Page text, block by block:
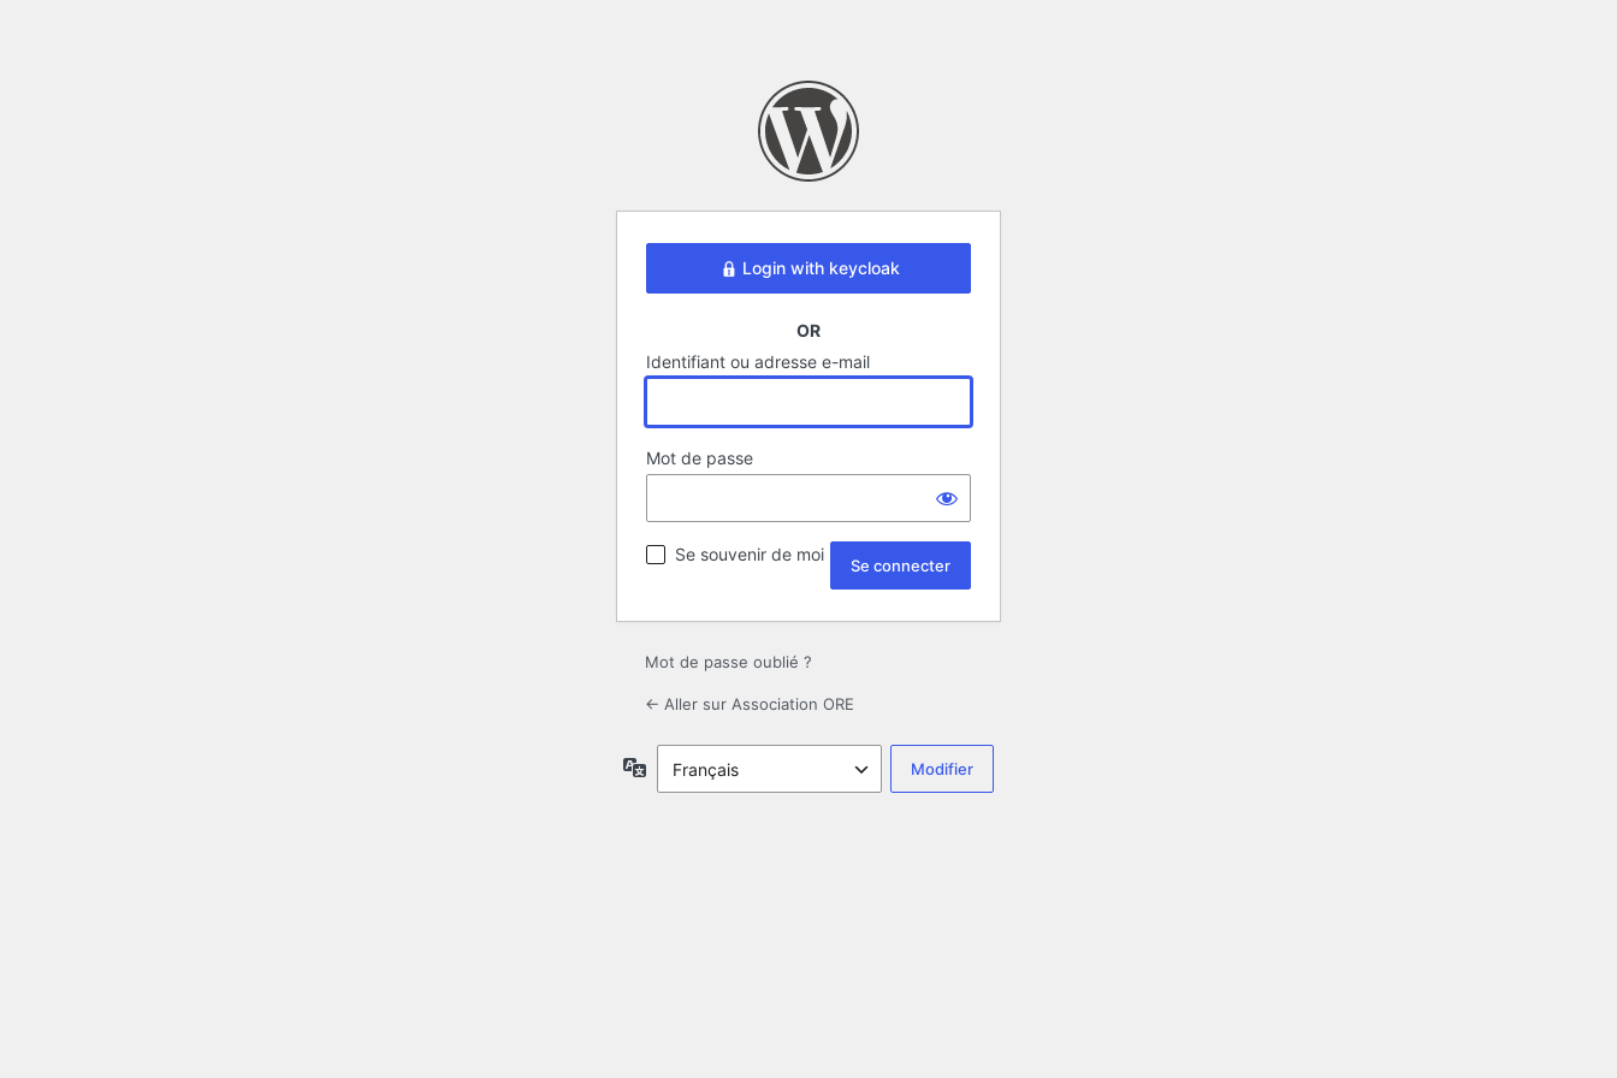
Login with keycloak
OR
Identifiant ou adresse e-mail
Mot de passe
Se souvenir de moi
Mot de passe oublié ?
← Aller sur Association ORE
Langue